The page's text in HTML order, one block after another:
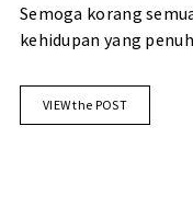
Semoga korang
kehidupan yang
VIEW the POST